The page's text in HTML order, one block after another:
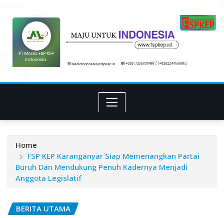
content
Home
FSP KEP Karanganyar Siap Memenangkan Partai
Buruh Dan Mendukung Penuh Kadernya Menjadi
Anggota Legislatif
BERITA UTAMA